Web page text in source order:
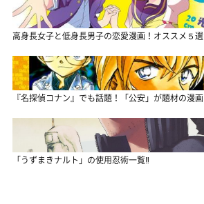
高身長女子と低身長男子の恋愛漫画！オススメ５選
『名探偵コナン』でも話題！「公安」が題材の漫画
「うずまきナルト」の使用忍術一覧‼